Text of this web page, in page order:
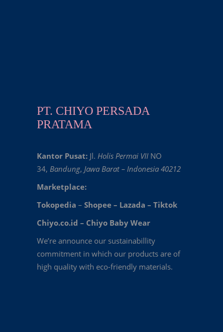
PT. CHIYO PERSADA
PRATAMA
Kantor Pusat: Jl. Holis Permai VII NO
34, Bandung, Jawa Barat – Indonesia 40212
Marketplace:
Tokopedia – Shopee – Lazada – Tiktok
Chiyo.co.id – Chiyo Baby Wear
We’re announce our sustainabillity
commitment in which our products are of
high quality with eco-friendly materials.